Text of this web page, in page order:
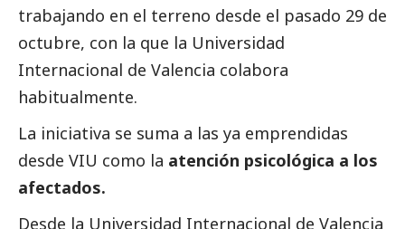
trabajando en el terreno desde el pasado 29 de
octubre, con la que la Universidad
Internacional de Valencia colabora
habitualmente.
La iniciativa se suma a las ya emprendidas
desde VIU como la atención psicológica a los
afectados.
Desde la Universidad Internacional de Valencia